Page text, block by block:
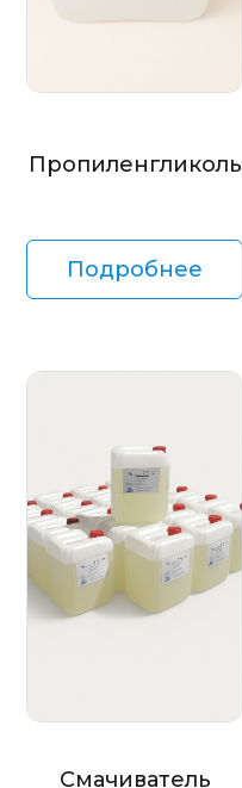
Пропиленгликоль
Подробнее
Смачиватель